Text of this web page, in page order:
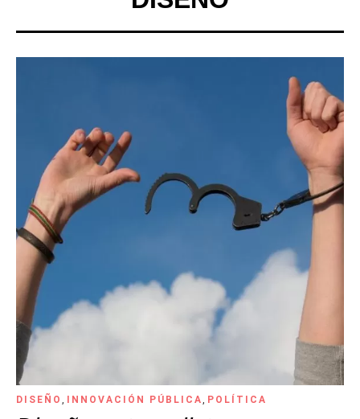
DISEÑO , INNOVACIÓN PÚBLICA, POLÍTICA